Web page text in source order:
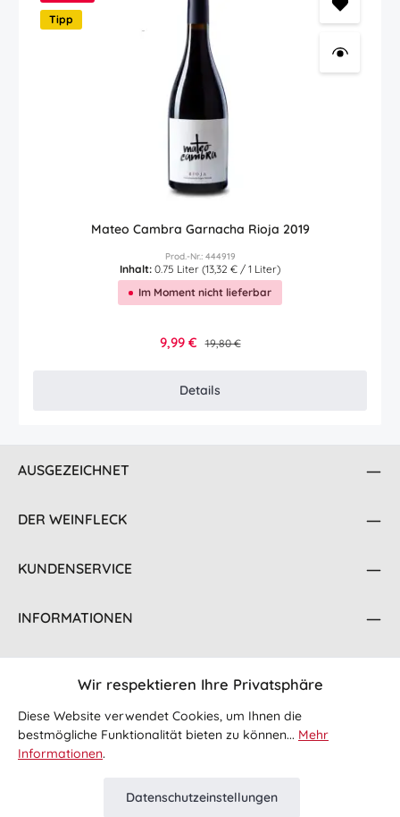
Tipp
Mateo Cambra Garnacha Rioja 2019
Prod.-Nr.: 444919
Inhalt: 0.75 Liter (13,32 € / 1 Liter)
Im Moment nicht lieferbar
Verkaufspreis:
9,99 € Regulärer Preis:
19,80 €
Details
AUSGEZEICHNET
DER WEINFLECK
KUNDENSERVICE
INFORMATIONEN
FOLGE UNS
Wir respektieren Ihre Privatsphäre
Diese Website verwendet Cookies, um Ihnen die
bestmögliche Funktionalität bieten zu können... Mehr
Informationen.
Datenschutzeinstellungen